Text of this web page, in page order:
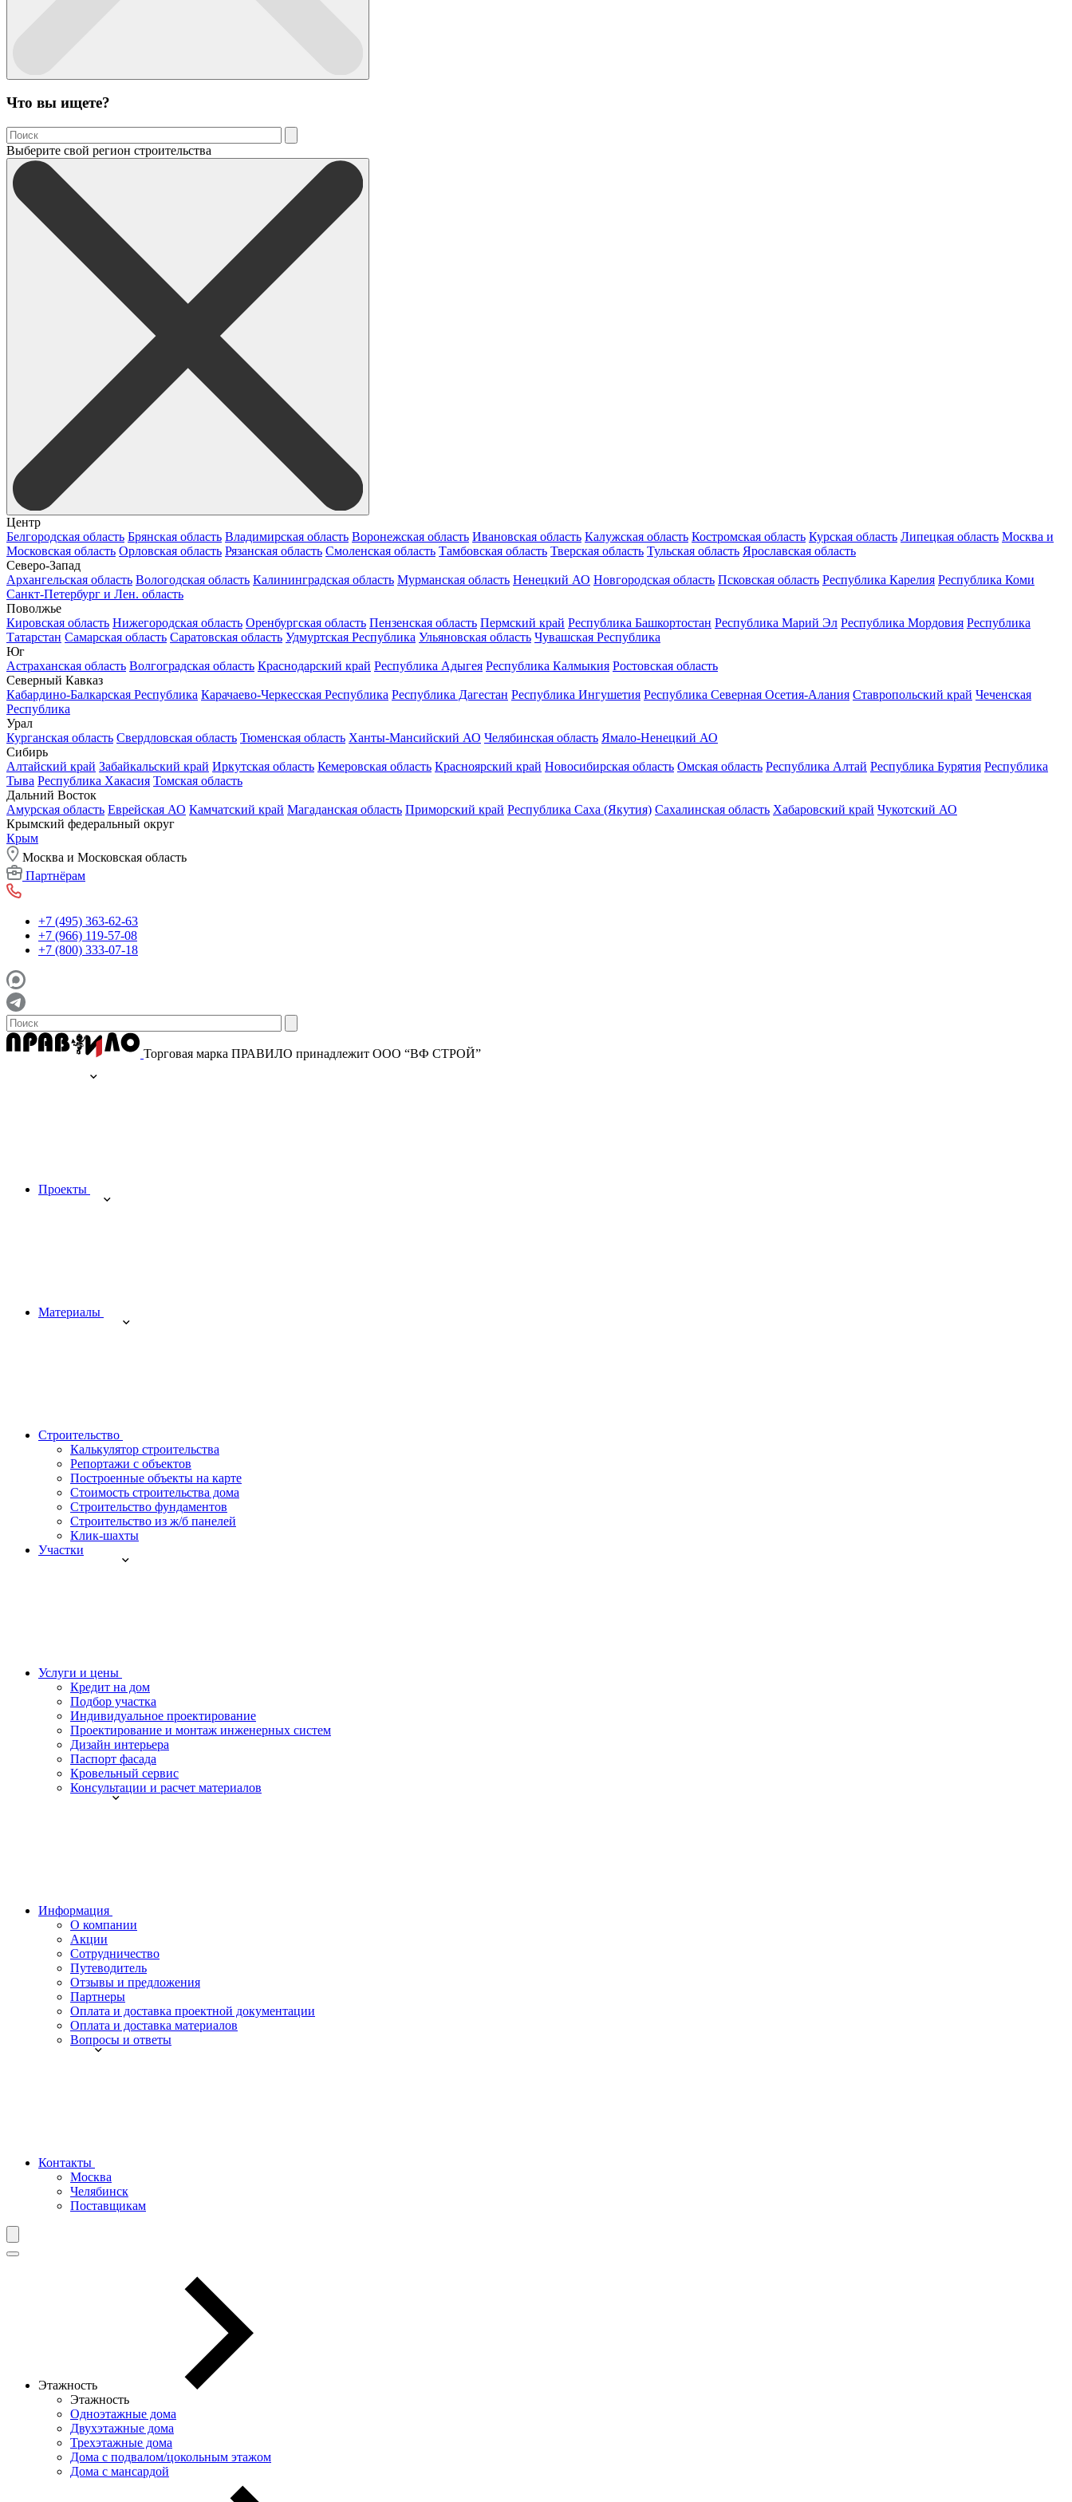
Что вы ищете?
Выберите свой регион строительства
Центр
Белгородская область Брянская область Владимирская область Воронежская область Ивановская область Калужская область Костромская область Курская область Липецкая область Москва и
Московская область Орловская область Рязанская область Смоленская область Тамбовская область Тверская область Тульская область Ярославская область
Северо-Запад
Архангельская область Вологодская область Калининградская область Мурманская область Ненецкий АО Новгородская область Псковская область Республика Карелия Республика Коми
Санкт-Петербург и Лен. область
Поволжье
Кировская область Нижегородская область Оренбургская область Пензенская область Пермский край Республика Башкортостан Республика Марий Эл Республика Мордовия Республика
Татарстан Самарская область Саратовская область Удмуртская Республика Ульяновская область Чувашская Республика
Юг
Астраханская область Волгоградская область Краснодарский край Республика Адыгея Республика Калмыкия Ростовская область
Северный Кавказ
Кабардино-Балкарская Республика Карачаево-Черкесская Республика Республика Дагестан Республика Ингушетия Республика Северная Осетия-Алания Ставропольский край Чеченская
Республика
Урал
Курганская область Свердловская область Тюменская область Ханты-Мансийский АО Челябинская область Ямало-Ненецкий АО
Сибирь
Алтайский край Забайкальский край Иркутская область Кемеровская область Красноярский край Новосибирская область Омская область Республика Алтай Республика Бурятия Республика
Тыва Республика Хакасия Томская область
Дальний Восток
Амурская область Еврейская АО Камчатский край Магаданская область Приморский край Республика Саха (Якутия) Сахалинская область Хабаровский край Чукотский АО
Крымский федеральный округ
Крым
Москва и Московская область
Партнёрам
+7 (495) 363-62-63
+7 (966) 119-57-08
+7 (800) 333-07-18
Торговая марка ПРАВИЛО принадлежит ООО “ВФ СТРОЙ”
Проекты
Материалы
Строительство
Калькулятор строительства
Репортажи с объектов
Построенные объекты на карте
Стоимость строительства дома
Строительство фундаментов
Строительство из ж/б панелей
Клик-шахты
Участки
Услуги и цены
Кредит на дом
Подбор участка
Индивидуальное проектирование
Проектирование и монтаж инженерных систем
Дизайн интерьера
Паспорт фасада
Кровельный сервис
Консультации и расчет материалов
Информация
О компании
Акции
Сотрудничество
Путеводитель
Отзывы и предложения
Партнеры
Оплата и доставка проектной документации
Оплата и доставка материалов
Вопросы и ответы
Контакты
Москва
Челябинск
Поставщикам
Этажность
Этажность
Одноэтажные дома
Двухэтажные дома
Трехэтажные дома
Дома с подвалом/цокольным этажом
Дома с мансардой